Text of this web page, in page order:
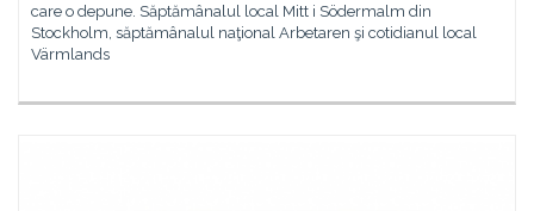
care o depune. Săptămânalul local Mitt i Södermalm din
Stockholm, săptămânalul naţional Arbetaren şi cotidianul local
Värmlands